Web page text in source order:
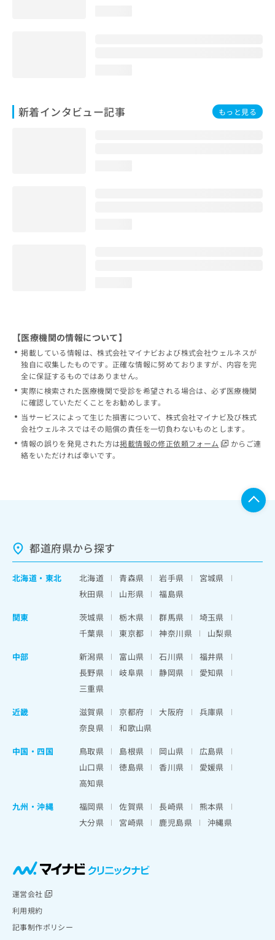
新着インタビュー記事 もっと見る
【医療機関の情報について】
掲載している情報は、株式会社マイナビおよび株式会社ウェルネスが
独自に収集したものです。正確な情報に努めておりますが、内容を完
全に保証するものではありません。
実際に検索された医療機関で受診を希望される場合は、必ず医療機関
に確認していただくことをお勧めします。
当サービスによって生じた損害について、株式会社マイナビ及び株式
会社ウェルネスではその賠償の責任を一切負わないものとします。
情報の誤りを発見された方は掲載情報の修正依頼フォーム
からご連
絡をいただければ幸いです。
都道府県から探す
北海道 ・ 東北 北海道 青森県 岩手県
宮城県
秋田県
山形県
福島県
関東
茨城県 栃木県 群馬県
埼玉県
千葉県
東京都 神奈川県
山梨県
中部
新潟県 富山県 石川県
福井県
長野県
岐阜県 静岡県
愛知県
三重県
近畿
滋賀県 京都府 大阪府
兵庫県
奈良県
和歌山県
中国・四国
鳥取県 島根県 岡山県
広島県
山口県
徳島県 香川県
愛媛県
高知県
九州・沖縄
福岡県 佐賀県 長崎県
熊本県
大分県
宮崎県 鹿児島県 沖縄県
運営会社
利用規約
記事制作ポリシー